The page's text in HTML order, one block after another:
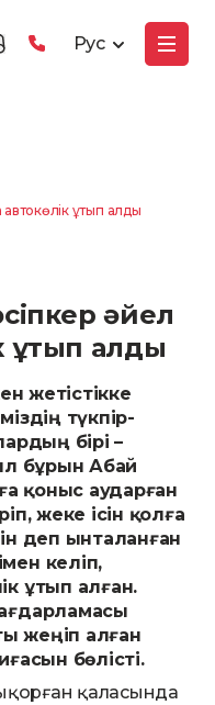
Рус
автокөлік ұтып алды
әйел
ұтып алды
жетістікке
түкпір-
бірі –
бұрын Абай
қоныс аударған
жеке ісін қолға
деп ынталанған
келіп,
ұтып алған.
жеңіп алған
бөлісті.
қаласында